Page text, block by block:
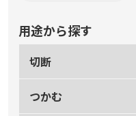
用途から探す
切断
つかむ